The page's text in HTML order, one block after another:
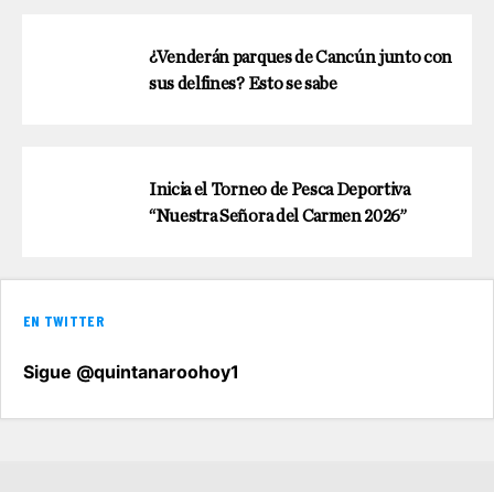
¿Venderán parques de Cancún junto con
sus delfines? Esto se sabe
Inicia el Torneo de Pesca Deportiva
“Nuestra Señora del Carmen 2026”
EN TWITTER
Sigue @quintanaroohoy1